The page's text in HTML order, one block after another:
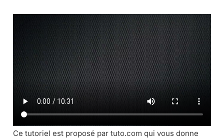
Ce tutoriel est proposé par tuto.com qui vous donne